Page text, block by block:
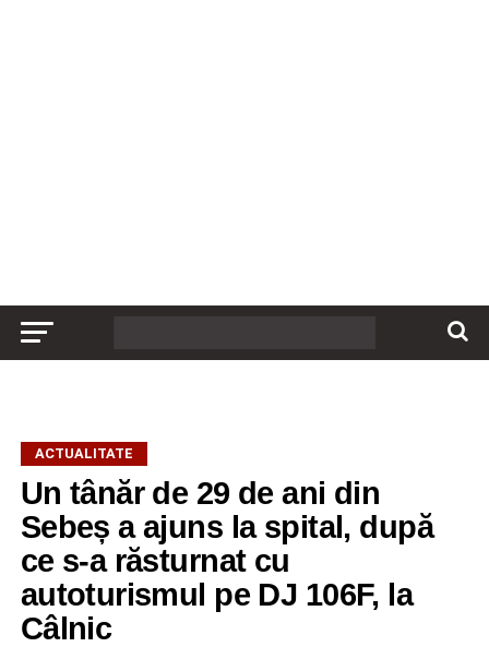
ACTUALITATE
Un tânăr de 29 de ani din
Sebeș a ajuns la spital, după
ce s-a răsturnat cu
autoturismul pe DJ 106F, la
Câlnic